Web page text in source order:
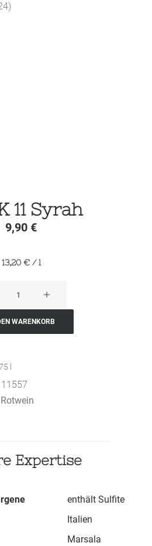
11 Syrah
9,90 €
13,20 €/l
Syrah
Menge
WARENKORB
11557
Rotwein
Expertise
enthält Sulfite
Italien
Marsala